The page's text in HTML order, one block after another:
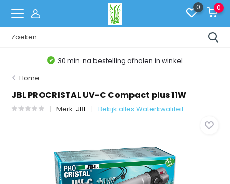
0 0
30 min. na bestelling afhalen in winkel
Home
JBL PROCRISTAL UV-C Compact plus 11W
Merk: JBL Bekijk alles Waterkwaliteit